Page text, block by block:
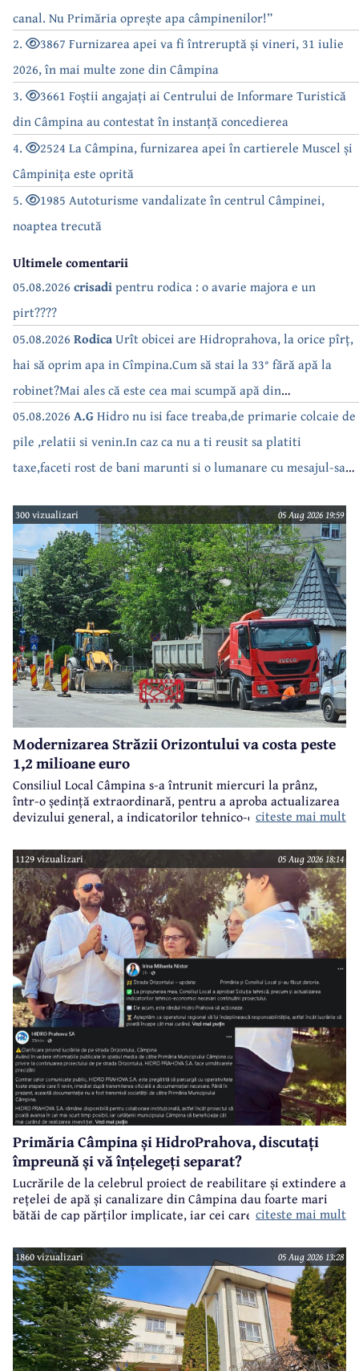
canal. Nu Primăria oprește apa câmpinenilor!”
2.
3867 Furnizarea apei va fi întreruptă și vineri, 31 iulie
2026, în mai multe zone din Câmpina
3.
3661 Foștii angajați ai Centrului de Informare Turistică
din Câmpina au contestat în instanță concedierea
4.
2524 La Câmpina, furnizarea apei în cartierele Muscel și
Câmpinița este oprită
5.
1985 Autoturisme vandalizate în centrul Câmpinei,
noaptea trecută
Ultimele comentarii
05.08.2026 crisadipentru rodica : o avarie majora e un
pirt????
05.08.2026 RodicaUrît obicei are Hidroprahova, la orice pîrț,
hai să oprim apa in Cîmpina.Cum să stai la 33° fără apă la
robinet?Mai ales că este cea mai scumpă apă din
Romînua.RUȘINE!
05.08.2026 A.GHidro nu isi face treaba,de primarie colcaie de
pile ,relatii si venin.In caz ca nu a ti reusit sa platiti
taxe,faceti rost de bani marunti si o lumanare cu mesajul-sa
in judecata..Isi bat joc pe nervii vostrii.Are Nanu curaj si
primarita daca pana in iarna e cu repetare cu Hidro sa plece
acasa cu totii.
300 vizualizari 05 Aug 2026 19:59
Modernizarea Străzii Orizontului va costa peste
1,2 milioane euro
Consiliul Local Câmpina s-a întrunit miercuri la prânz,
într-o ședință extraordinară, pentru a aproba actualizarea
devizului general, a indicatorilor tehnico-economici și a
realizarea modernizării Străzii Orizontului, obiectiv
finanțat prin Programul Național de Investiții ”Anghel
Saligny”.
citeste mai mult
1129 vizualizari 05 Aug 2026 18:14
Primăria Câmpina și HidroPrahova, discutați
împreună și vă înțelegeți separat?
Lucrările de la celebrul proiect de reabilitare și extindere a
rețelei de apă și canalizare din Câmpina dau foarte mari
bătăi de cap părților implicate, iar cei care suferă sunt
Orizontului.
citeste mai mult
1860 vizualizari 05 Aug 2026 13:28